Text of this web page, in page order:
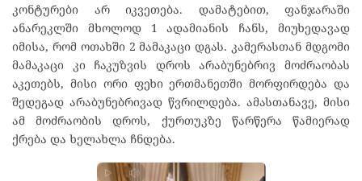
კონტურები არ იკვეთება. დამატებით, ფანჯარაში
ანარეკლში მხოლოდ 1 ადამიანის ჩანს, მიუხედავად
იმისა, რომ ოთახში 2 მამაკაცი დგას. კამერასთან მდგომი
მამაკაცი კი ჩაკუზვის დროს არაბუნებრივ მოძრაობას
აკეთებს, მისი ორი ფეხი ერთმანეთში მორფირდება და
შედეგად არაბუნებრივად წვრილდება. ამასთანავე, მისი
ამ მოძრაობის დროს, ქურთუკზე წარწერა წამიერად
ქრება და ხელახლა ჩნდება.